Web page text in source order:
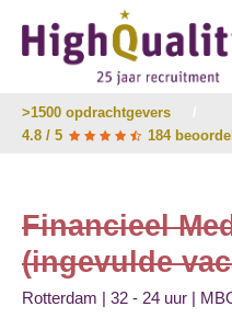
>1500 opdrachtgevers
4.8 / 5
184
Financieel
(ingevulde
Rotterdam | 32 - 24 uur |